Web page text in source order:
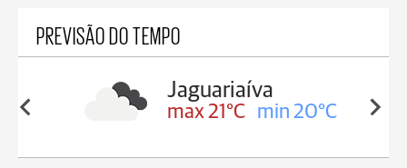
PREVISÃO DO TEMPO
20°C
Tibagi
max 23°C min 20°C